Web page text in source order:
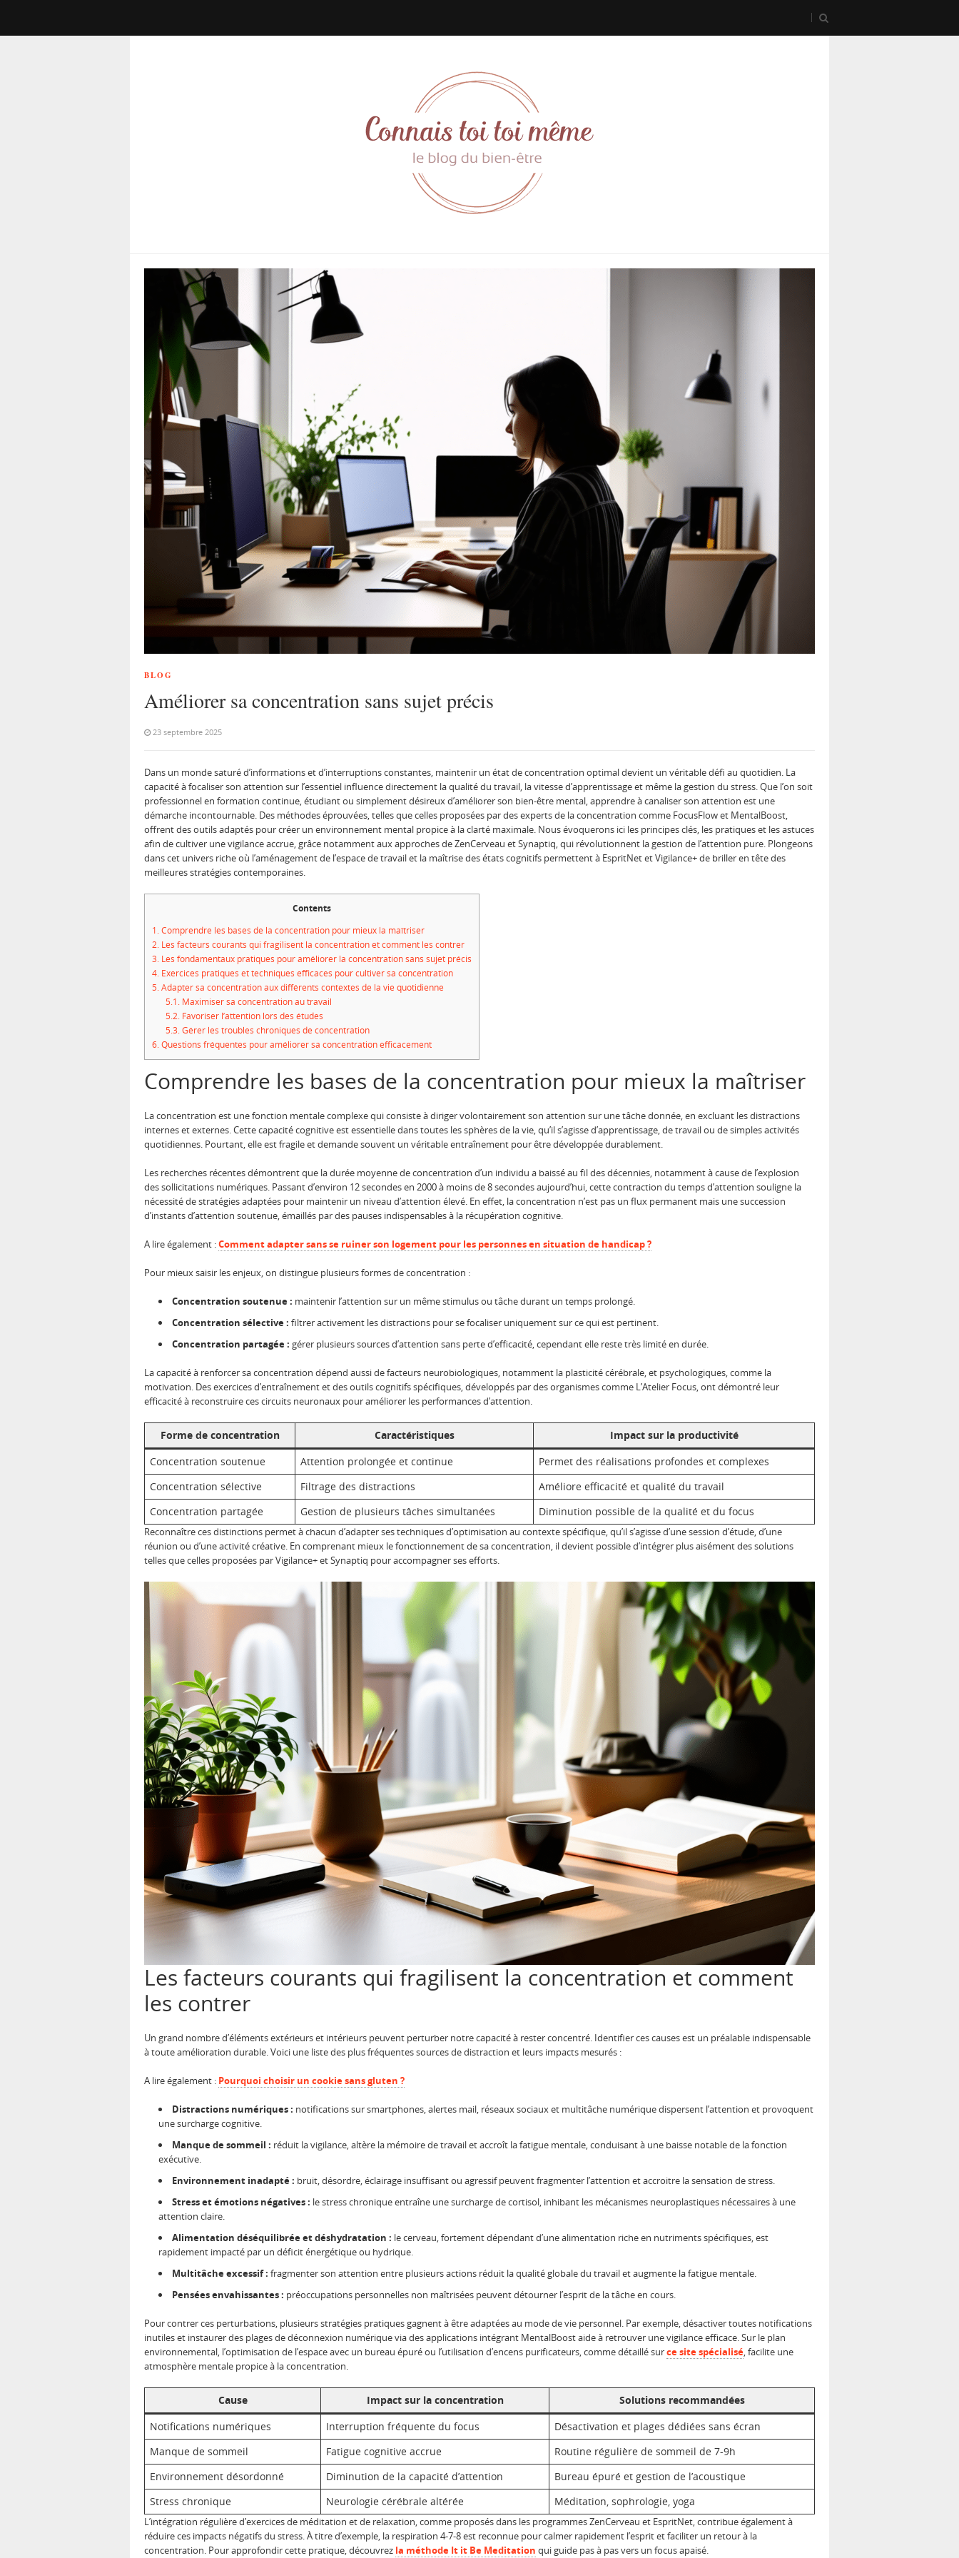
BLOG
Améliorer sa concentration sans sujet précis
23 septembre 2025
Dans un monde saturé d’informations et d’interruptions constantes, maintenir un état de concentration optimal devient un véritable défi au quotidien. La
capacité à focaliser son attention sur l’essentiel influence directement la qualité du travail, la vitesse d’apprentissage et même la gestion du stress. Que l’on soit
professionnel en formation continue, étudiant ou simplement désireux d’améliorer son bien-être mental, apprendre à canaliser son attention est une
démarche incontournable. Des méthodes éprouvées, telles que celles proposées par des experts de la concentration comme FocusFlow et MentalBoost,
offrent des outils adaptés pour créer un environnement mental propice à la clarté maximale. Nous évoquerons ici les principes clés, les pratiques et les astuces
afin de cultiver une vigilance accrue, grâce notamment aux approches de ZenCerveau et Synaptiq, qui révolutionnent la gestion de l’attention pure. Plongeons
dans cet univers riche où l’aménagement de l’espace de travail et la maîtrise des états cognitifs permettent à EspritNet et Vigilance+ de briller en tête des
meilleures stratégies contemporaines.
Contents
1.Comprendre les bases de la concentration pour mieux la maîtriser
2. Les facteurs courants qui fragilisent la concentration et comment les contrer
3. Les fondamentaux pratiques pour améliorer la concentration sans sujet précis
4. Exercices pratiques et techniques efficaces pour cultiver sa concentration
5.Adapter sa concentration aux différents contextes de la vie quotidienne
5.1.Maximiser sa concentration au travail
5.2.Favoriser l’attention lors des études
5.3.Gérer les troubles chroniques de concentration
6.Questions fréquentes pour améliorer sa concentration efficacement
Comprendre les bases de la concentration pour mieux la maîtriser
La concentration est une fonction mentale complexe qui consiste à diriger volontairement son attention sur une tâche donnée, en excluant les distractions
internes et externes. Cette capacité cognitive est essentielle dans toutes les sphères de la vie, qu’il s’agisse d’apprentissage, de travail ou de simples activités
quotidiennes. Pourtant, elle est fragile et demande souvent un véritable entraînement pour être développée durablement.
Les recherches récentes démontrent que la durée moyenne de concentration d’un individu a baissé au fil des décennies, notamment à cause de l’explosion
des sollicitations numériques. Passant d’environ 12 secondes en 2000 à moins de 8 secondes aujourd’hui, cette contraction du temps d’attention souligne la
nécessité de stratégies adaptées pour maintenir un niveau d’attention élevé. En effet, la concentration n’est pas un flux permanent mais une succession
d’instants d’attention soutenue, émaillés par des pauses indispensables à la récupération cognitive.
A lire également :Comment adapter sans se ruiner son logement pour les personnes en situation de handicap ?
Pour mieux saisir les enjeux, on distingue plusieurs formes de concentration :
Concentration soutenue : maintenir l’attention sur un même stimulus ou tâche durant un temps prolongé.
Concentration sélective : filtrer activement les distractions pour se focaliser uniquement sur ce qui est pertinent.
Concentration partagée : gérer plusieurs sources d’attention sans perte d’efficacité, cependant elle reste très limité en durée.
La capacité à renforcer sa concentration dépend aussi de facteurs neurobiologiques, notamment la plasticité cérébrale, et psychologiques, comme la
motivation. Des exercices d’entraînement et des outils cognitifs spécifiques, développés par des organismes comme L’Atelier Focus, ont démontré leur
efficacité à reconstruire ces circuits neuronaux pour améliorer les performances d’attention.
Forme de concentration Caractéristiques
Impact sur la productivité
Concentration soutenue
Attention prolongée et continue
Permet des réalisations profondes et complexes
Concentration sélective
Filtrage des distractions
Améliore efficacité et qualité du travail
Concentration partagée
Gestion de plusieurs tâches simultanées Diminution possible de la qualité et du focus
Reconnaître ces distinctions permet à chacun d’adapter ses techniques d’optimisation au contexte spécifique, qu’il s’agisse d’une session d’étude, d’une
réunion ou d’une activité créative. En comprenant mieux le fonctionnement de sa concentration, il devient possible d’intégrer plus aisément des solutions
telles que celles proposées par Vigilance+ et Synaptiq pour accompagner ses efforts.
Les facteurs courants qui fragilisent la concentration et comment
les contrer
Un grand nombre d’éléments extérieurs et intérieurs peuvent perturber notre capacité à rester concentré. Identifier ces causes est un préalable indispensable
à toute amélioration durable. Voici une liste des plus fréquentes sources de distraction et leurs impacts mesurés :
A lire également : Pourquoi choisir un cookie sans gluten ?
Distractions numériques : notifications sur smartphones, alertes mail, réseaux sociaux et multitâche numérique dispersent l’attention et provoquent
une surcharge cognitive.
Manque de sommeil : réduit la vigilance, altère la mémoire de travail et accroît la fatigue mentale, conduisant à une baisse notable de la fonction
exécutive.
Environnement inadapté : bruit, désordre, éclairage insuffisant ou agressif peuvent fragmenter l’attention et accroitre la sensation de stress.
Stress et émotions négatives : le stress chronique entraîne une surcharge de cortisol, inhibant les mécanismes neuroplastiques nécessaires à une
attention claire.
Alimentation déséquilibrée et déshydratation : le cerveau, fortement dépendant d’une alimentation riche en nutriments spécifiques, est
rapidement impacté par un déficit énergétique ou hydrique.
Multitâche excessif : fragmenter son attention entre plusieurs actions réduit la qualité globale du travail et augmente la fatigue mentale.
Pensées envahissantes : préoccupations personnelles non maîtrisées peuvent détourner l’esprit de la tâche en cours.
Pour contrer ces perturbations, plusieurs stratégies pratiques gagnent à être adaptées au mode de vie personnel. Par exemple, désactiver toutes notifications
inutiles et instaurer des plages de déconnexion numérique via des applications intégrant MentalBoost aide à retrouver une vigilance efficace. Sur le plan
environnemental, l’optimisation de l’espace avec un bureau épuré ou l’utilisation d’encens purificateurs, comme détaillé surce site spécialisé, facilite une
atmosphère mentale propice à la concentration.
Cause Impact sur la concentration
Solutions recommandées
Notifications numériques
Interruption fréquente du focus
Désactivation et plages dédiées sans écran
Manque de sommeil
Fatigue cognitive accrue
Routine régulière de sommeil de 7-9h
Environnement désordonné
Diminution de la capacité d’attention
Bureau épuré et gestion de l’acoustique
Stress chronique
Neurologie cérébrale altérée Méditation, sophrologie, yoga
L’intégration régulière d’exercices de méditation et de relaxation, comme proposés dans les programmes ZenCerveau et EspritNet, contribue également à
réduire ces impacts négatifs du stress. À titre d’exemple, la respiration 4-7-8 est reconnue pour calmer rapidement l’esprit et faciliter un retour à la
concentration. Pour approfondir cette pratique, découvrez la méthode It it Be Meditation qui guide pas à pas vers un focus apaisé.